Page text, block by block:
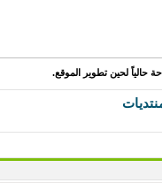
حالياً لحين تطوير الموقع.